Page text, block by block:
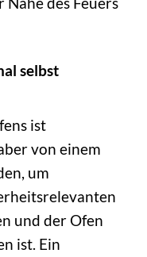
selbst
ist
von einem
um
und der Ofen
ist. Ein